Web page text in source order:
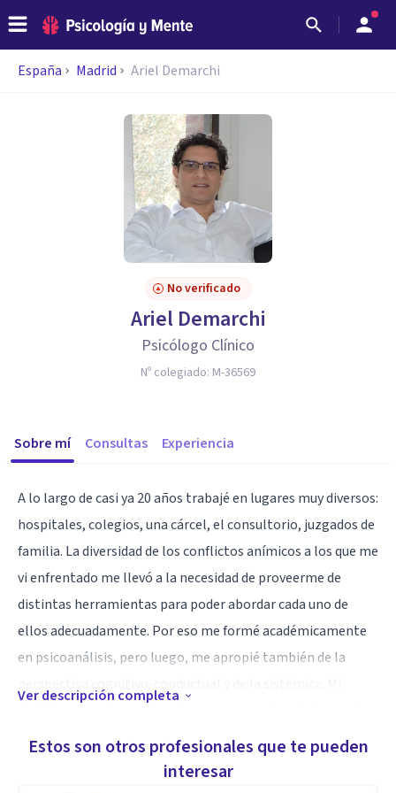
España Madrid Ariel Demarchi
No verificado
Ariel Demarchi
Psicólogo Clínico
Nº colegiado: M-36569
Sobre mí Consultas Experiencia
A lo largo de casi ya 20 años trabajé en lugares muy diversos:
hospitales, colegios, una cárcel, el consultorio, juzgados de
familia. La diversidad de los conflictos anímicos a los que me
vi enfrentado me llevó a la necesidad de proveerme de
distintas herramientas para poder abordar cada uno de
ellos adecuadamente. Por eso me formé académicamente
en psicoanálisis, pero luego, me apropié también de la
herramienta más adecuada al conflicto que la trae a terapia.
Ver descripción completa
Estos son otros profesionales que te pueden
interesar